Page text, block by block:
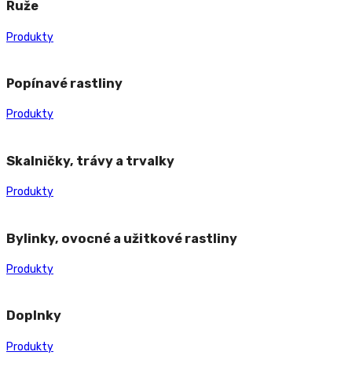
Ruže
Produkty
Popínavé rastliny
Produkty
Skalničky, trávy a trvalky
Produkty
Bylinky, ovocné a užitkové rastliny
Produkty
Doplnky
Produkty